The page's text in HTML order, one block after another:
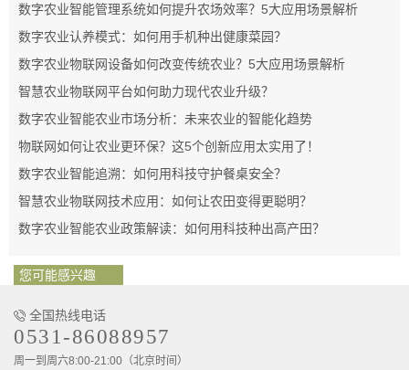
数字农业智能管理系统如何提升农场效率？5大应用场景解析
数字农业认养模式：如何用手机种出健康菜园？
数字农业物联网设备如何改变传统农业？5大应用场景解析
智慧农业物联网平台如何助力现代农业升级？
数字农业智能农业市场分析：未来农业的智能化趋势
物联网如何让农业更环保？这5个创新应用太实用了！
数字农业智能追溯：如何用科技守护餐桌安全？
智慧农业物联网技术应用：如何让农田变得更聪明？
数字农业智能农业政策解读：如何用科技种出高产田？
您可能感兴趣
全国热线电话
0531-86088957
周一到周六8:00-21:00（北京时间）